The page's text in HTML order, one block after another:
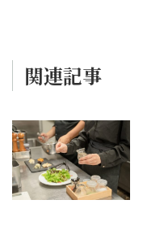
関連記事